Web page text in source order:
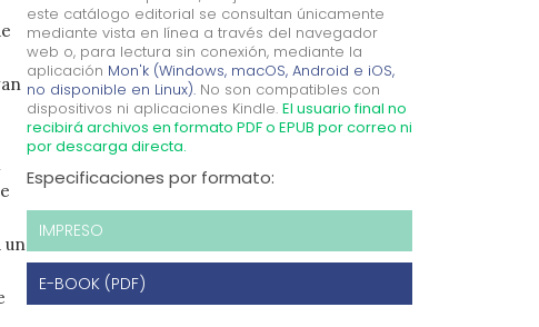
un
este catálogo editorial se consultan únicamente
mediante vista en línea a través del navegador
web o, para lectura sin conexión, mediante la
aplicación Mon'k (Windows, macOS, Android e iOS,
no disponible en Linux).No son compatibles con
dispositivos ni aplicaciones Kindle. El usuario final no
recibirá archivos en formato PDF o EPUB por correo ni
por descarga directa.
Especificaciones por formato:
IMPRESO
E-BOOK (PDF)